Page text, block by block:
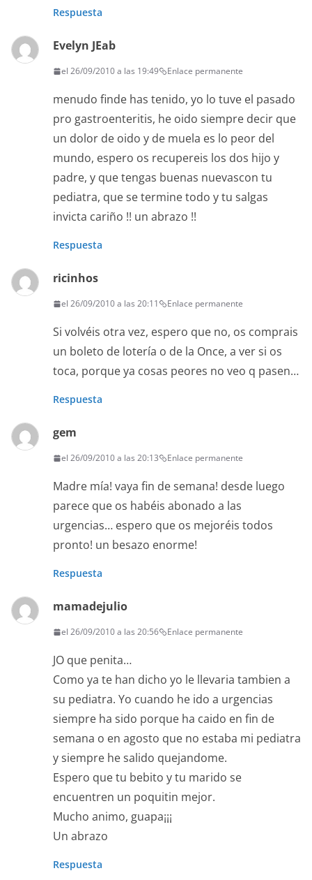
Respuesta
Evelyn JEab
el 26/09/2010 a las 19:49 Enlace permanente
menudo finde has tenido, yo lo tuve el pasado
pro gastroenteritis, he oido siempre decir que
un dolor de oido y de muela es lo peor del
mundo, espero os recupereis los dos hijo y
padre, y que tengas buenas nuevascon tu
pediatra, que se termine todo y tu salgas
invicta cariño !! un abrazo !!
Respuesta
ricinhos
el 26/09/2010 a las 20:11 Enlace permanente
Si volvéis otra vez, espero que no, os comprais
un boleto de lotería o de la Once, a ver si os
toca, porque ya cosas peores no veo q pasen…
Respuesta
gem
el 26/09/2010 a las 20:13 Enlace permanente
Madre mía! vaya fin de semana! desde luego
parece que os habéis abonado a las
urgencias… espero que os mejoréis todos
pronto! un besazo enorme!
Respuesta
mamadejulio
el 26/09/2010 a las 20:56 Enlace permanente
JO que penita…
Como ya te han dicho yo le llevaria tambien a
su pediatra. Yo cuando he ido a urgencias
siempre ha sido porque ha caido en fin de
semana o en agosto que no estaba mi pediatra
y siempre he salido quejandome.
Espero que tu bebito y tu marido se
encuentren un poquitin mejor.
Mucho animo, guapa¡¡¡
Un abrazo
Respuesta